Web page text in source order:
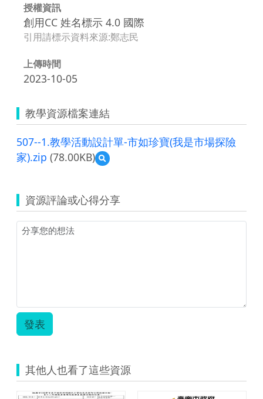
授權資訊
創用CC 姓名標示 4.0 國際
引用請標示資料來源:鄭志民
上傳時間
2023-10-05
教學資源檔案連結
507--1.教學活動設計單-市如珍寶(我是市場探險
家).zip (78.00KB)
預
覽
教
學
活
探
險
家).zip
資源評論或心得分享
發表
其他人也看了這些資源